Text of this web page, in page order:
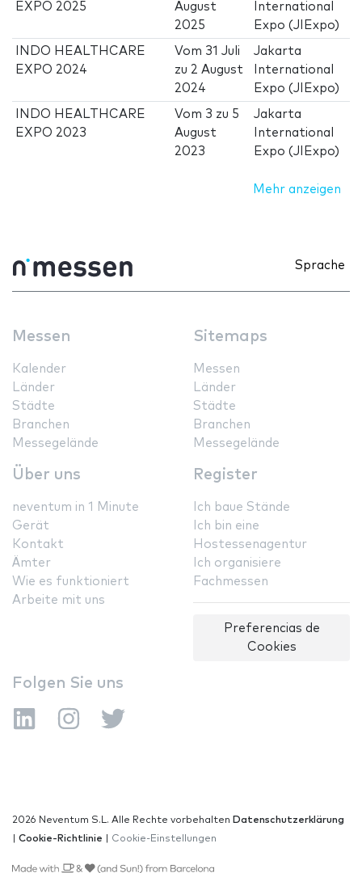
EXPO 2025
August
2025
International
Expo (JIExpo)
INDO HEALTHCARE
EXPO 2024
Vom 31 Juli
zu 2 August
2024
Jakarta
International
Expo (JIExpo)
INDO HEALTHCARE
EXPO 2023
Vom 3 zu 5
August
2023
Jakarta
International
Expo (JIExpo)
Mehr anzeigen
Sprache
Messen
Kalender
Länder
Städte
Branchen
Messegelände
Sitemaps
Messen
Länder
Städte
Branchen
Messegelände
Über uns
neventum in 1 Minute
Gerät
Kontakt
Ämter
Wie es funktioniert
Arbeite mit uns
Register
Ich baue Stände
Ich bin eine
Hostessenagentur
Ich organisiere
Fachmessen
Preferencias de
Cookies
Folgen Sie uns
2026 Neventum S.L. Alle Rechte vorbehalten Datenschutzerklärung
Cookie-Richtlinie Cookie-Einstellungen